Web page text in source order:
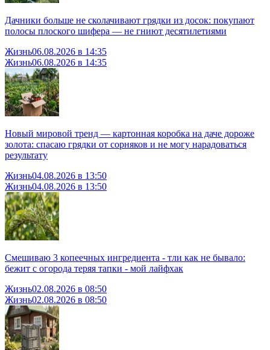
Дачники больше не сколачивают грядки из досок: покупают
полосы плоского шифера — не гниют десятилетиями
Жизнь06.08.2026 в 14:35
Жизнь06.08.2026 в 14:35
Новый мировой тренд — картонная коробка на даче дороже
золота: спасаю грядки от сорняков и не могу нарадоваться
результату
Жизнь04.08.2026 в 13:50
Жизнь04.08.2026 в 13:50
Смешиваю 3 копеечных ингредиента - тли как не бывало:
бежит с огорода теряя тапки - мой лайфхак
Жизнь02.08.2026 в 08:50
Жизнь02.08.2026 в 08:50